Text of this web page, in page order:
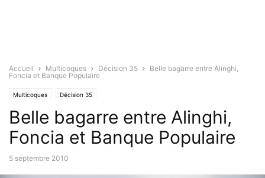
Accueil Multicoques Décision 35
Belle bagarre entre Alinghi,
Foncia et Banque Populaire
Multicoques Décision 35
Belle bagarre entre Alinghi,
Foncia et Banque Populaire
5 septembre 2010